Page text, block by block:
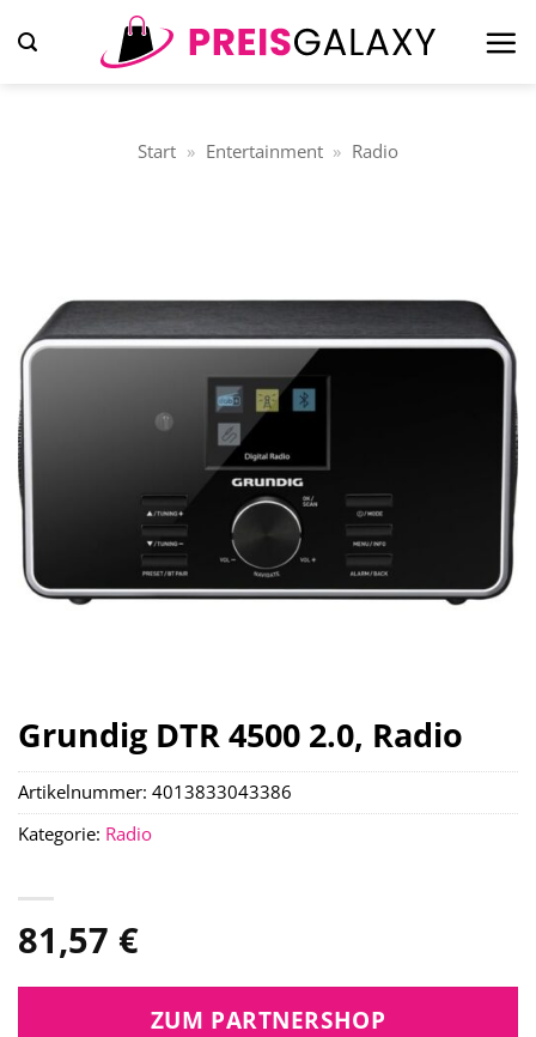
Inhalt
Start » Entertainment » Radio
Grundig DTR 4500 2.0, Radio
81,57 €
ZUM PARTNERSHOP
Artikelnummer: 4013833043386
Kategorie: Radio